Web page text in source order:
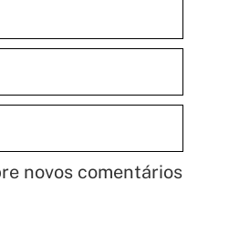
novos comentários